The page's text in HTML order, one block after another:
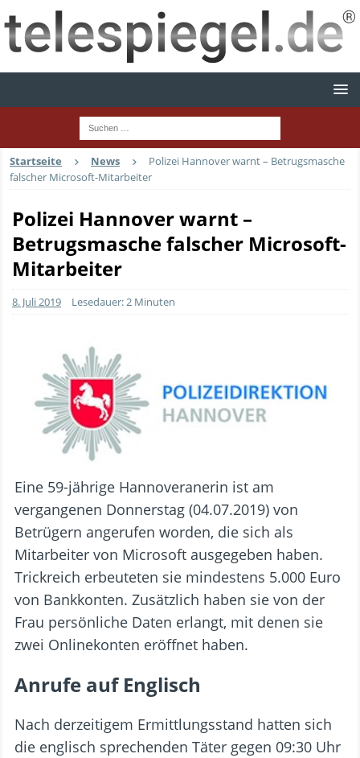
Startseite News
Polizei Hannover warnt – Betrugsmasche
falscher Microsoft-Mitarbeiter
Polizei Hannover warnt –
Betrugsmasche falscher Microsoft-
Mitarbeiter
8. Juli 2019 Lesedauer: 2 Minuten
Eine 59-jährige Hannoveranerin ist am
vergangenen Donnerstag (04.07.2019) von
Betrügern angerufen worden, die sich als
Mitarbeiter von Microsoft ausgegeben haben.
Trickreich erbeuteten sie mindestens 5.000 Euro
von Bankkonten. Zusätzlich haben sie von der
Frau persönliche Daten erlangt, mit denen sie
zwei Onlinekonten eröffnet haben.
Anrufe auf Englisch
Nach derzeitigem Ermittlungsstand hatten sich
die englisch sprechenden Täter gegen 09:30 Uhr